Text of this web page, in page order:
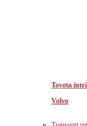
Toyota
Volvo